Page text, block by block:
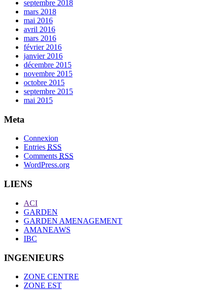
septembre 2018
mars 2018
mai 2016
avril 2016
mars 2016
février 2016
janvier 2016
décembre 2015
novembre 2015
octobre 2015
septembre 2015
mai 2015
Meta
Connexion
Entries RSS
Comments RSS
WordPress.org
LIENS
ACI
GARDEN
GARDEN AMENAGEMENT
AMANEAWS
IBC
INGENIEURS
ZONE CENTRE
ZONE EST